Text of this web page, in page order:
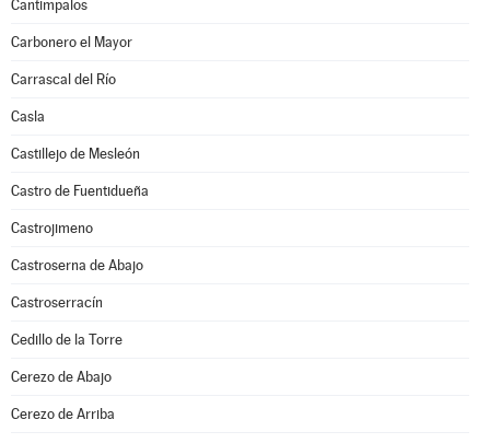
Cantimpalos
Carbonero el Mayor
Carrascal del Río
Casla
Castillejo de Mesleón
Castro de Fuentidueña
Castrojimeno
Castroserna de Abajo
Castroserracín
Cedillo de la Torre
Cerezo de Abajo
Cerezo de Arriba